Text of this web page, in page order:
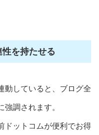
を持たせる
動していると、ブログ全
調されます。
ドットコムが便利でお得